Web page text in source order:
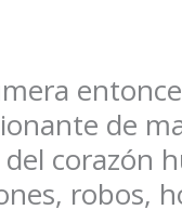
de
corazón
robos,